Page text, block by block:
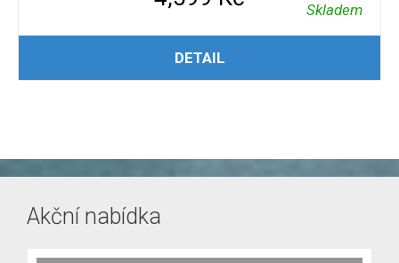
Skladem
PŘIDAT DO KOŠÍKU
DETAIL
Akční nabídka